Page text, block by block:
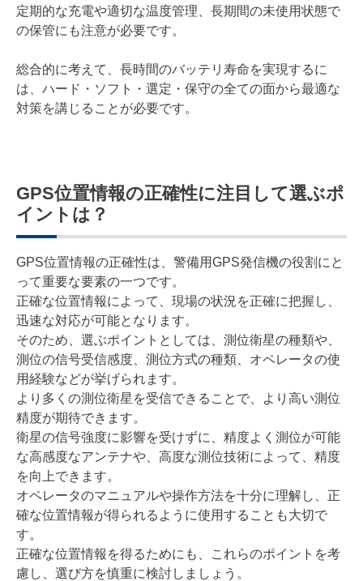
定期的な充電や適切な温度管理、長期間の未使用状態で
の保管にも注意が必要です。
総合的に考えて、長時間のバッテリ寿命を実現するに
は、ハード・ソフト・選定・保守の全ての面から最適な
対策を講じることが必要です。
GPS位置情報の正確性に注目して選ぶポ
イントは？
GPS位置情報の正確性は、警備用GPS発信機の役割にと
って重要な要素の一つです。
正確な位置情報によって、現場の状況を正確に把握し、
迅速な対応が可能となります。
そのため、選ぶポイントとしては、測位衛星の種類や、
測位の信号受信感度、測位方式の種類、オペレータの使
用経験などが挙げられます。
より多くの測位衛星を受信できることで、より高い測位
精度が期待できます。
衛星の信号強度に影響を受けずに、精度よく測位が可能
な高感度なアンテナや、高度な測位技術によって、精度
を向上できます。
オペレータのマニュアルや操作方法を十分に理解し、正
確な位置情報が得られるように使用することも大切で
す。
正確な位置情報を得るためにも、これらのポイントを考
慮し、選び方を慎重に検討しましょう。